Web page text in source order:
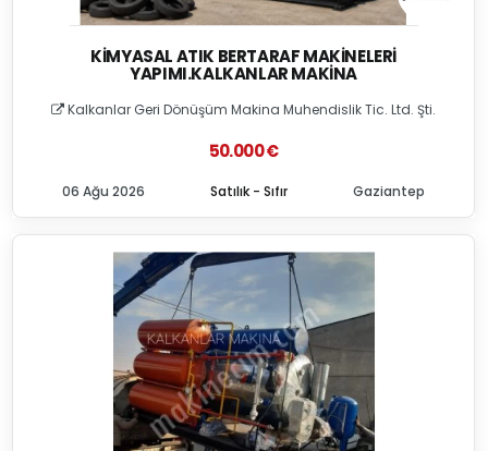
KIMYASAL ATIK BERTARAF MAKINELERI
YAPIMI.KALKANLAR MAKINA
Kalkanlar Geri Dönüşüm Makina Muhendislik Tic. Ltd. Şti.
50.000 €
Satılık - Sıfır
06 Ağu 2026 Gaziantep